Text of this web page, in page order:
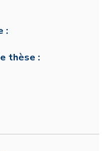
:
thèse :